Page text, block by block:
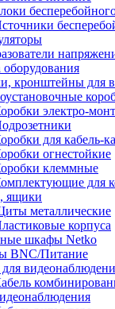
кронштейны для
электро-
для кабель-
огнестойкие
клеммные
для
ящики
металлические
корпуса
шкафы Netko
BNC/Питание